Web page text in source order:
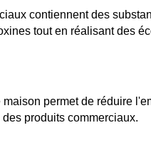
contiennent des
tout en réalisant des
maison permet de réduire
produits commerciaux.